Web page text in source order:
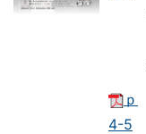
ｐ
4-5